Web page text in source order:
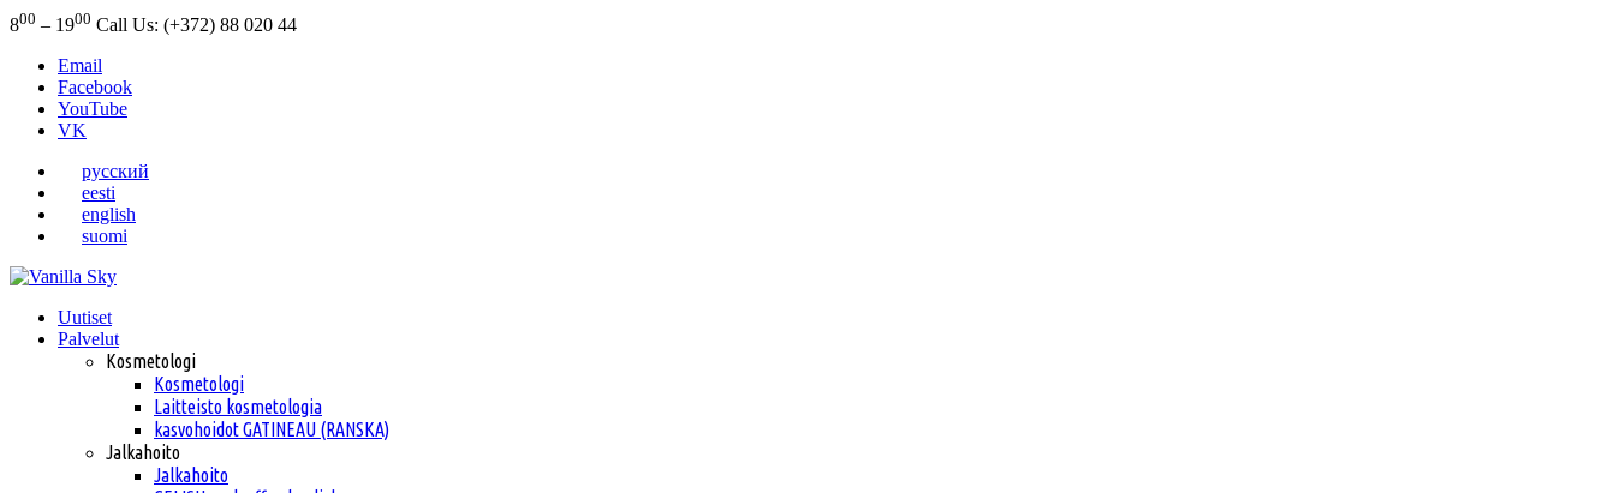
800 – 1900 Call Us: (+372) 88 020 44
Email
Facebook
YouTube
VK
русский
eesti
english
suomi
Uutiset
Palvelut
Kosmetologi
Kosmetologi
Laitteisto kosmetologia
kasvohoidot GATINEAU (RANSKA)
Jalkahoito
Jalkahoito